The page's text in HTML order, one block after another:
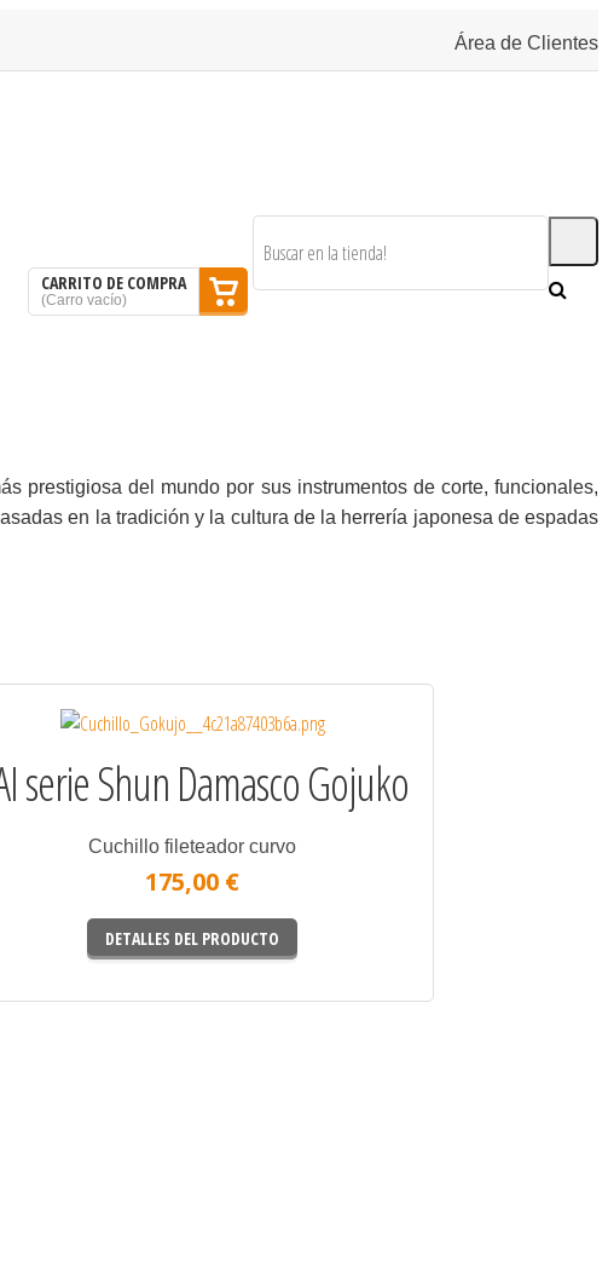
Área de Clientes
CARRITO DE COMPRA
(Carro vacío)
prestigiosa del mundo por sus instrumentos de corte, funcionales,
en la tradición y la cultura de la herrería japonesa de espadas
serie Shun Damasco Gojuko
Cuchillo fileteador curvo
175,00 €
DETALLES DEL PRODUCTO